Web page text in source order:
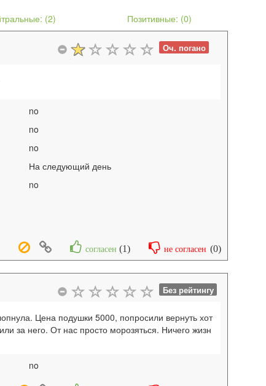
(2) Позитивные: (0)
Оч. погано
no
no
no
На следующий день
no
не согласен (0)
согласен (1)
Без рейтингу
Цена подушки 5000, попросили вернуть хот
за него. От нас просто морозяться. Ничего жизн
no